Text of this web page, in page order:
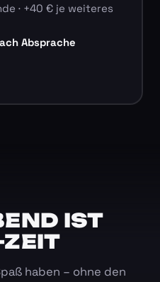
· +40 € je weiteres
Absprache
IST
haben – ohne den